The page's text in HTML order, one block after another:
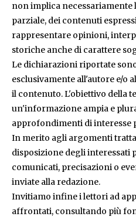
non implica necessariamente
parziale, dei contenuti
rappresentare opinioni,
storiche anche di carattere
Le dichiarazioni riportate
esclusivamente all'autore e/o
il contenuto. L'obiettivo della
un'informazione ampia e
approfondimenti di interesse
In merito agli argomenti
disposizione degli interessati
comunicati, precisazioni o
inviate alla redazione.
Invitiamo infine i lettori ad
affrontati, consultando più